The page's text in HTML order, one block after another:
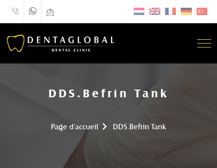
DDS.Befrin Tank
Page d'accueil DDS.Befrin Tank